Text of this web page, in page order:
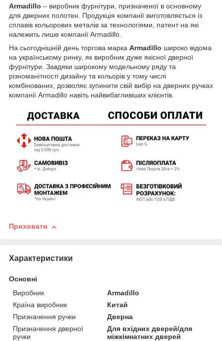
Armadillo – виробник фурнітури, призначеної в основному
для дверних полотен. Продукція компанії виготовляється із
сплавів кольорових металів за технологіями, патент на які
належить лише компанії Armadillo.
На сьогоднішній день торгова марка Armadillo широко відома
на українському ринку, як виробник дуже якісної дверної
фурнітури. Завдяки широкому модельному ряду та
різноманітності дизайну та кольорів у тому числі
комбінованих, дозволяє зупинити свій вибір на дверних ручках
компанії Armadillo навіть найвибагливіших клієнтів.
Приховати
Характеристики
Основні
Виробник
Armadillo
Країна виробник
Китай
Призначення ручки
Дверна
Призначення дверної
ручки
Для вхідних дверей/для
міжкімнатних дверей